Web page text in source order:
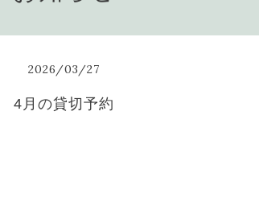
2026/03/27
4月の貸切予約